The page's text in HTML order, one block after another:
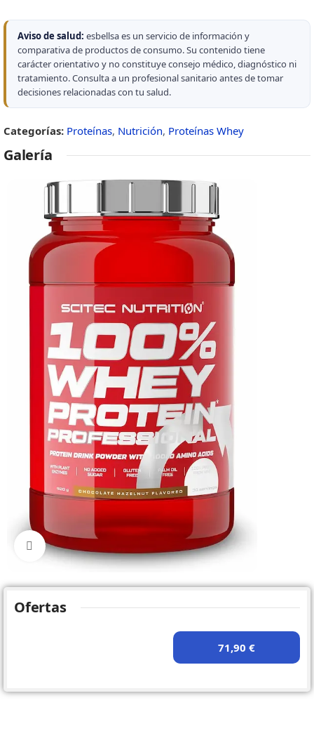
Aviso de salud: esbellsa es un servicio de información y
comparativa de productos de consumo. Su contenido tiene
carácter orientativo y no constituye consejo médico, diagnóstico ni
tratamiento. Consulta a un profesional sanitario antes de tomar
decisiones relacionadas con tu salud.
Categorías: Proteínas, Nutrición, Proteínas Whey
Galería
Click to enlarge
Ofertas
71,90 €